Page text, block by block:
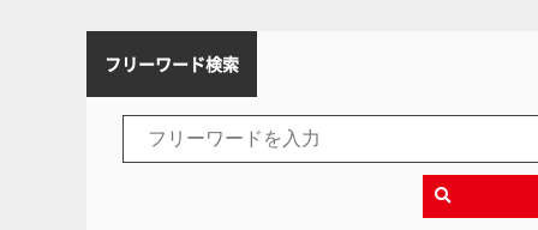
フリーワード検索